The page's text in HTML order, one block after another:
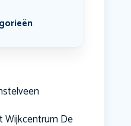
Wijkcentrum De